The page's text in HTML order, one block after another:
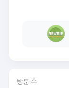
방문 수